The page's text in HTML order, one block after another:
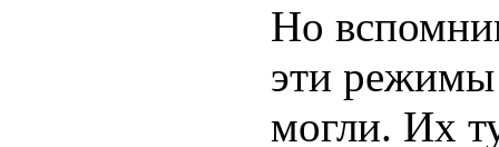
Но
эти режимы
могли. Их